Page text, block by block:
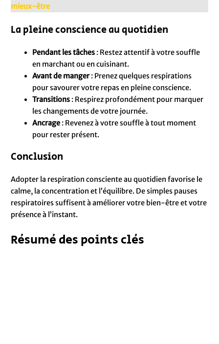
mieux-être
La pleine conscience au quotidien
Pendant les tâches : Restez attentif à votre souffle
en marchant ou en cuisinant.
Avant de manger: Prenez quelques respirations
pour savourer votre repas en pleine conscience.
Transitions : Respirez profondément pour marquer
les changements de votre journée.
Ancrage : Revenez à votre souffle à tout moment
pour rester présent.
Conclusion
Adopter la respiration consciente au quotidien favorise le
calme, la concentration et l’équilibre. De simples pauses
respiratoires suffisent à améliorer votre bien-être et votre
présence à l’instant.
Résumé des points clés